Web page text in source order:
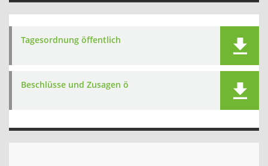
Tagesordnung öffentlich
Beschlüsse und Zusagen ö